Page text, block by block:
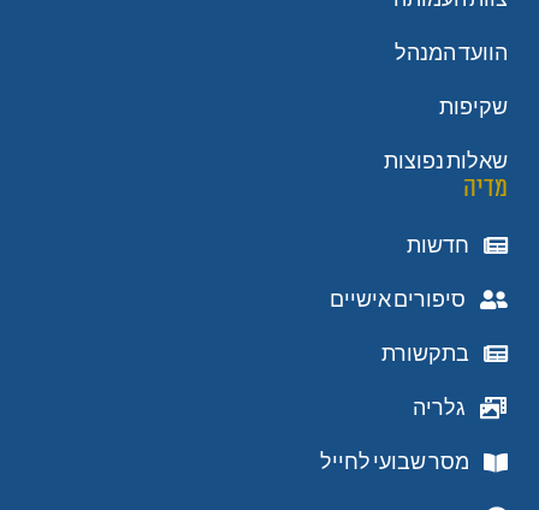
הוועד המנהל
שקיפות
שאלות נפוצות
מדיה
חדשות
סיפורים אישיים
בתקשורת
גלריה
מסר שבועי לחייל